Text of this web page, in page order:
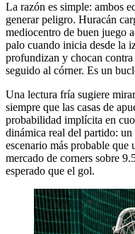
La razón es simple: ambos
generar peligro. Huracán
mediocentro de buen juego
palo cuando inicia desde la
profundizan y chocan contra
seguido al córner. Es un
Una lectura fría sugiere
siempre que las casas de
probabilidad implícita en
dinámica real del partido: un
escenario más probable
mercado de corners sobre
esperado que el gol.